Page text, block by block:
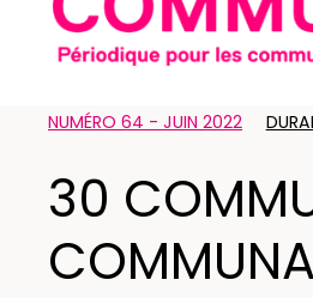
NUMÉRO 64 - JUIN 2022
30